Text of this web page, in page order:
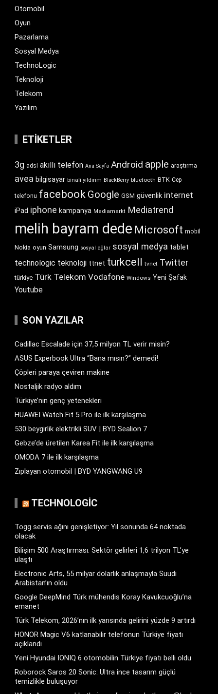
Otomobil
Oyun
Pazarlama
Sosyal Medya
TechnoLogic
Teknoloji
Telekom
Yazılım
ETIKETLER
3g adsl akıllı telefon Ana Sayfa Android apple araştırma
avea bilgisayar binali yıldırım BlackBerry bluetooth BTK Cep
telefonu facebook Google GSM güvenlik internet
iPad iphone kampanya Mediamarkt Mediatrend
melih bayram dede Microsoft mobil
Nokia oyun Samsung sosyal ağlar sosyal medya tablet
technologic teknoloji ttnet turkcell tvnet Twitter
türkiye Türk Telekom Vodafone Windows Yeni Şafak
Youtube
SON YAZILAR
Cadillac Escalade için 37,5 milyon TL verir misin?
ASUS Experbook Ultra “Bana mısın?” demedi!
Çöpleri paraya çeviren makine
Nostaljik radyo aldım
Türkiye’nin genç yetenekleri
HUAWEI Watch Fit 5 Pro ile ilk karşılaşma
530 beygirlik elektrikli SUV | BYD Sealion 7
Gebze’de üretilen Karea Fit ile ilk karşılaşma
OMODA 7 ile ilk karşılaşma
Zıplayan otomobil | BYD YANGWANG U9
TECHNOLOGIC
Togg servis ağını genişletiyor: Yıl sonunda 64 noktada
olacak
Bilişim 500 Araştırması: Sektör gelirleri 1,6 trilyon TL’ye
ulaştı
Electronic Arts, 55 milyar dolarlık anlaşmayla Suudi
Arabistan’ın oldu
Google DeepMind Türk mühendis Koray Kavukcuoğlu’na
emanet
Türk Telekom, 2026’nın ilk yarısında gelirini yüzde 9 artırdı
HONOR Magic V6 katlanabilir telefonun Türkiye fiyatı
açıklandı
Yeni Hyundai IONIQ 6 otomobilin Türkiye fiyatı belli oldu
Roborock Saros 20 Sonic: Ultra ince tasarım güçlü
temizlikle buluşuyor